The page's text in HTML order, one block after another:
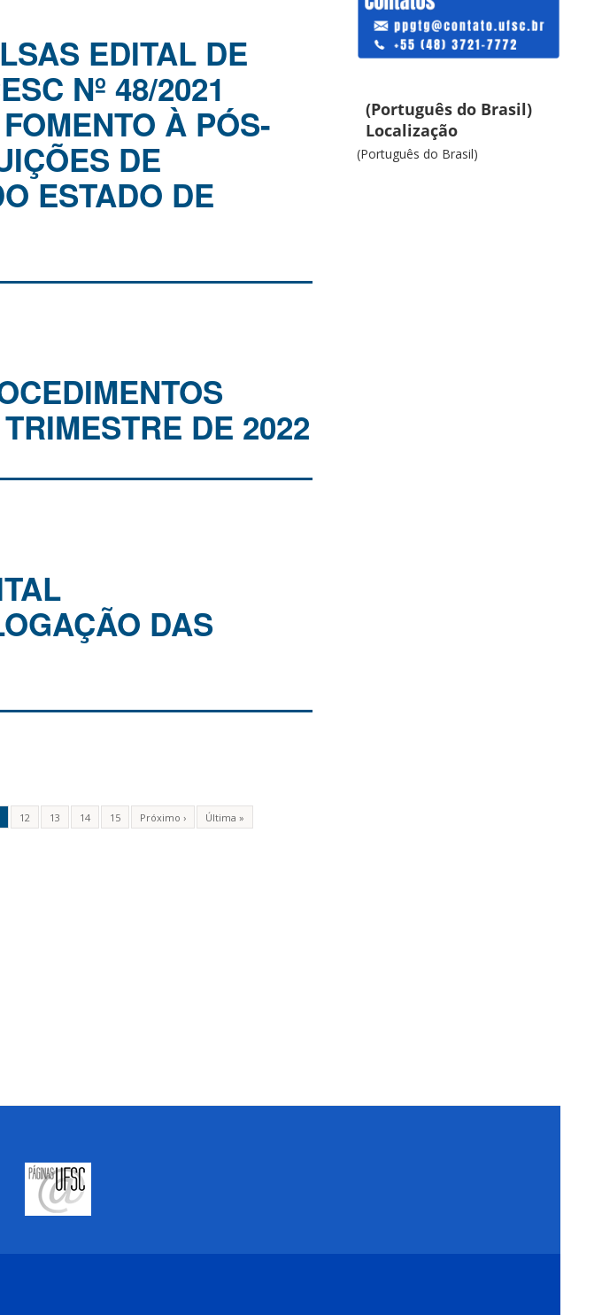
EDITAL DE
Nº 48/2021
À PÓS-
DE
ESTADO DE
DE 2022
DAS
12 13 14 15 Próximo › Última »
(Português do Brasil)
Localização
(Português do Brasil)